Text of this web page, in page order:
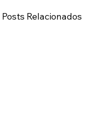
Posts Relacionados